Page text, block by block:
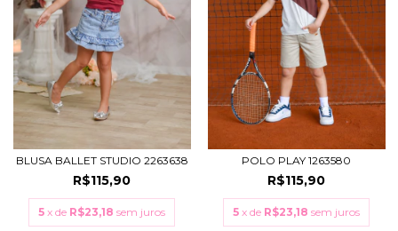
BLUSA BALLET STUDIO 2263638
R$115,90
5 x de R$23,18 sem juros
POLO PLAY 1263580
R$115,90
5 x de R$23,18 sem juros